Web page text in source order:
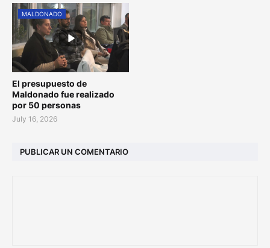
MALDONADO
El presupuesto de
Maldonado fue realizado
por 50 personas
July 16, 2026
PUBLICAR UN COMENTARIO